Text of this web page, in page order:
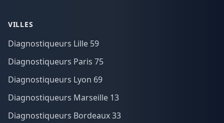
VILLES
Diagnostiqueurs Lille 59
Diagnostiqueurs Paris 75
Diagnostiqueurs Lyon 69
Diagnostiqueurs Marseille 13
Diagnostiqueurs Bordeaux 33